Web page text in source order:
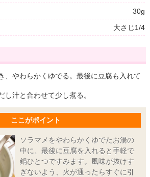
30g
大さじ1/4
、やわらかくゆでる。最後に豆腐も入れて
汁と合わせて少し煮る。
ここがポイント
ソラマメをやわらかくゆでたお湯の
中に、最後に豆腐を入れると手軽で
鍋ひとつですみます。風味が抜けす
ぎないよう、火が通ったらすぐに引